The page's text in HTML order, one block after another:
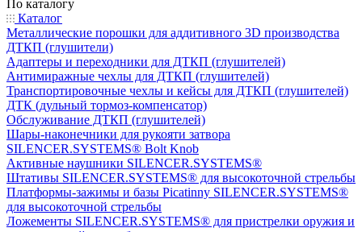
По каталогу
Каталог
Металлические порошки для аддитивного 3D производства
ДТКП (глушители)
Адаптеры и переходники для ДТКП (глушителей)
Антимиражные чехлы для ДТКП (глушителей)
Транспортировочные чехлы и кейсы для ДТКП (глушителей)
ДТК (дульный тормоз-компенсатор)
Обслуживание ДТКП (глушителей)
Шары-наконечники для рукояти затвора
SILENCER.SYSTEMS® Bolt Knob
Активные наушники SILENCER.SYSTEMS®
Штативы SILENCER.SYSTEMS® для высокоточной стрельбы
Платформы-зажимы и базы Picatinny SILENCER.SYSTEMS®
для высокоточной стрельбы
Ложементы SILENCER.SYSTEMS® для пристрелки оружия и